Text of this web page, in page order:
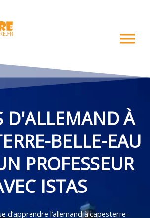
D'ALLEMAND À
BELLE-EAU
PROFESSEUR
ISTAS
d’apprendre l’allemand à capesterre-